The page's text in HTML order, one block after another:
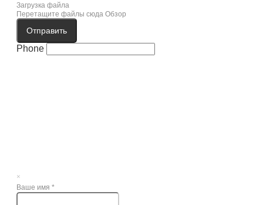
Загрузка файла
Перетащите файлы сюда Обзор
Отправить
Phone
×
Ваше имя *